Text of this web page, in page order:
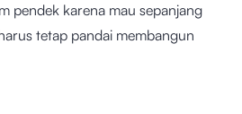
pendek karena mau sepanjang
tetap pandai membangun